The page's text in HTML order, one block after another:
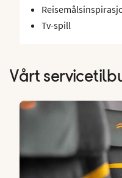
Tv-spill
Vårt